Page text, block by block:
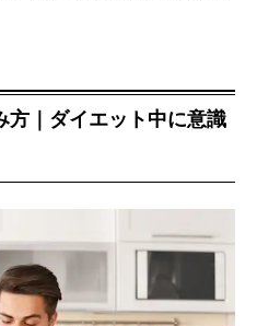
方｜ダイエット中に意識